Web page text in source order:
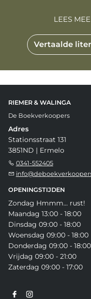
Vertaalde
LEES
RIEMER & WALINGA
De Boekverkoopers
Adres
Stationsstraat 131
3851ND | Ermelo
0341-552405
OPENINGSTIJDEN
Zondag Hmmm... rust!
Maandag 13:00 - 18:00
Dinsdag 09:00 - 18:00
Woensdag 09:00 - 18:00
Donderdag 09:00 - 18:00
Vrijdag 09:00 - 21:00
Zaterdag 09:00 - 17:00